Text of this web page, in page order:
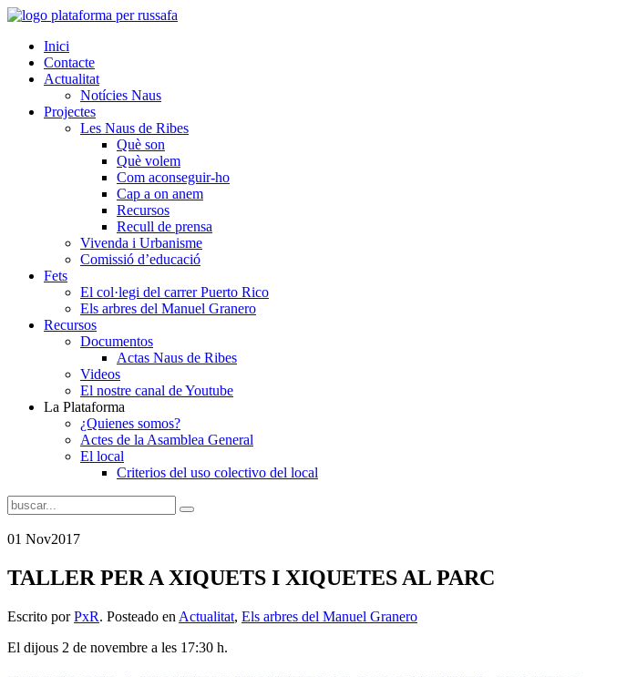
Inici
Contacte
Actualitat
Notícies Naus
Projectes
Les Naus de Ribes
Què son
Què volem
Com aconseguir-ho
Cap a on anem
Recursos
Recull de prensa
Vivenda i Urbanisme
Comissió d’educació
Fets
El col·legi del carrer Puerto Rico
Els arbres del Manuel Granero
Recursos
Documentos
Actas Naus de Ribes
Videos
El nostre canal de Youtube
La Plataforma
¿Quienes somos?
Actes de la Asamblea General
El local
Criterios del uso colectivo del local
01 Nov2017
TALLER PER A XIQUETS I XIQUETES AL PARC
Escrito porPxR. Posteado en Actualitat, Els arbres del Manuel Granero
El dijous 2 de novembre a les 17:30 h.